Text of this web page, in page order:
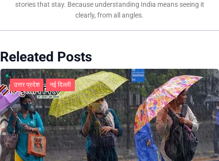
stories that stay. Because understanding India means seeing it
clearly, from all angles.
Releated Posts
उत्तर प्रदेश नई दिल्ली